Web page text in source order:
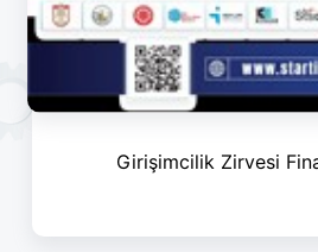
Girişimcilik Zirvesi